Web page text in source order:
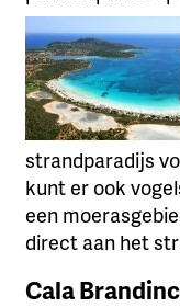
strandparadijs
kunt er ook
een
direct aan het
Cala